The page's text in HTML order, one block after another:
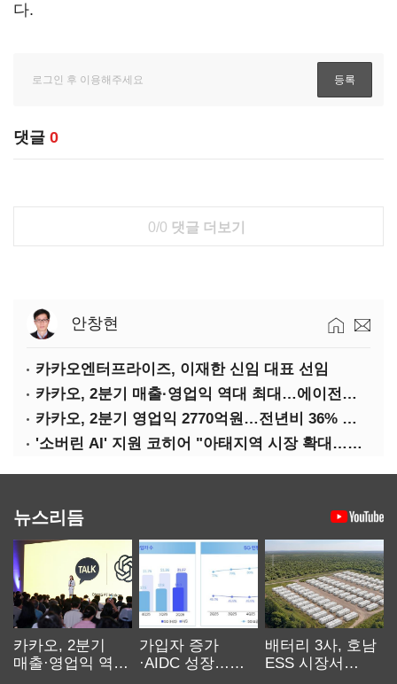
다.
댓글 0
0/0 댓글 더보기
안창현
카카오엔터프라이즈, 이재한 신임 대표 선임
카카오, 2분기 매출·영업익 역대 최대…에이전트 AI 수익화 관건
카카오, 2분기 영업익 2770억원…전년비 36% 증가
'소버린 AI' 지원 코히어 "아태지역 시장 확대…한국·일본 법인 설립"
뉴스리듬
카카오, 2분기
매출·영업익 역대
가입자 증가
·AIDC 성장…
배터리 3사, 호남
ESS 시장서